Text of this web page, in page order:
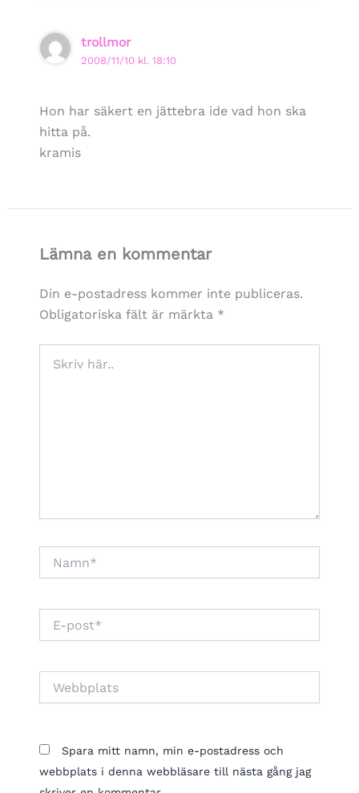
trollmor
2008/11/10 kl. 18:10
Hon har säkert en jättebra ide vad hon ska
hitta på.
kramis
Lämna en kommentar
Din e-postadress kommer inte publiceras.
Obligatoriska fält är märkta *
här..
post*
Spara mitt namn, min e-postadress och
webbplats i denna webbläsare till nästa gång jag